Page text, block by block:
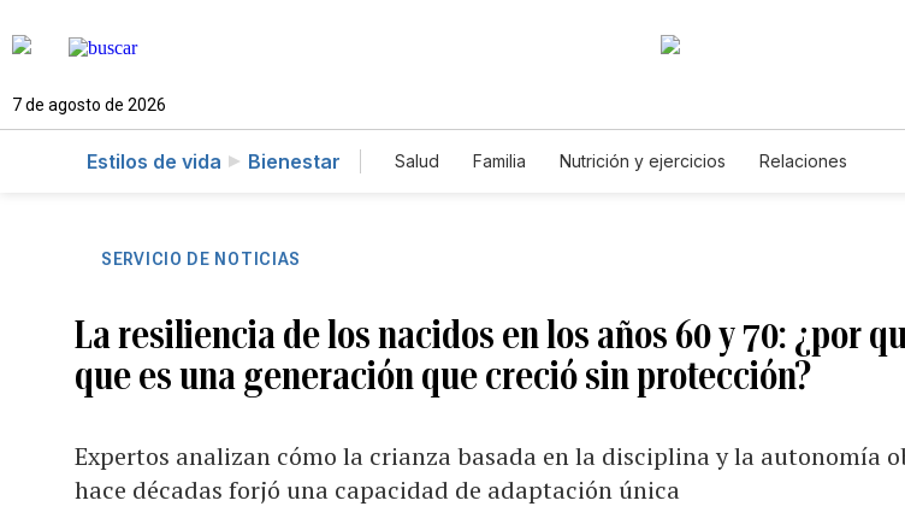
7 de agosto de 2026
Estilos de vida Bienestar Salud Familia Nutrición y ejercicios Relaciones
SERVICIO DE NOTICIAS
La resiliencia de los nacidos en los años 60 y 70: ¿por
que es una generación que creció sin protección?
Expertos analizan cómo la crianza basada en la disciplina y la autonomía
hace décadas forjó una capacidad de adaptación única